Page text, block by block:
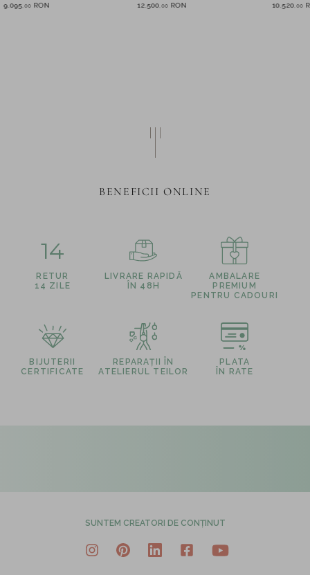
9.095 ,00 RON
12.500 00 RON
2.2ct create
10.520 00
BENEFICII ONLINE
14
RETUR
14 ZILE
LIVRARE RAPIDĂ
ÎN 48H
AMBALARE
PREMIUM
PENTRU CADOURI
BIJUTERII
CERTIFICATE
REPARAȚII ÎN
ATELIERUL TEILOR
PLATA
ÎN RATE
SUNTEM CREATORI DE CONȚINUT